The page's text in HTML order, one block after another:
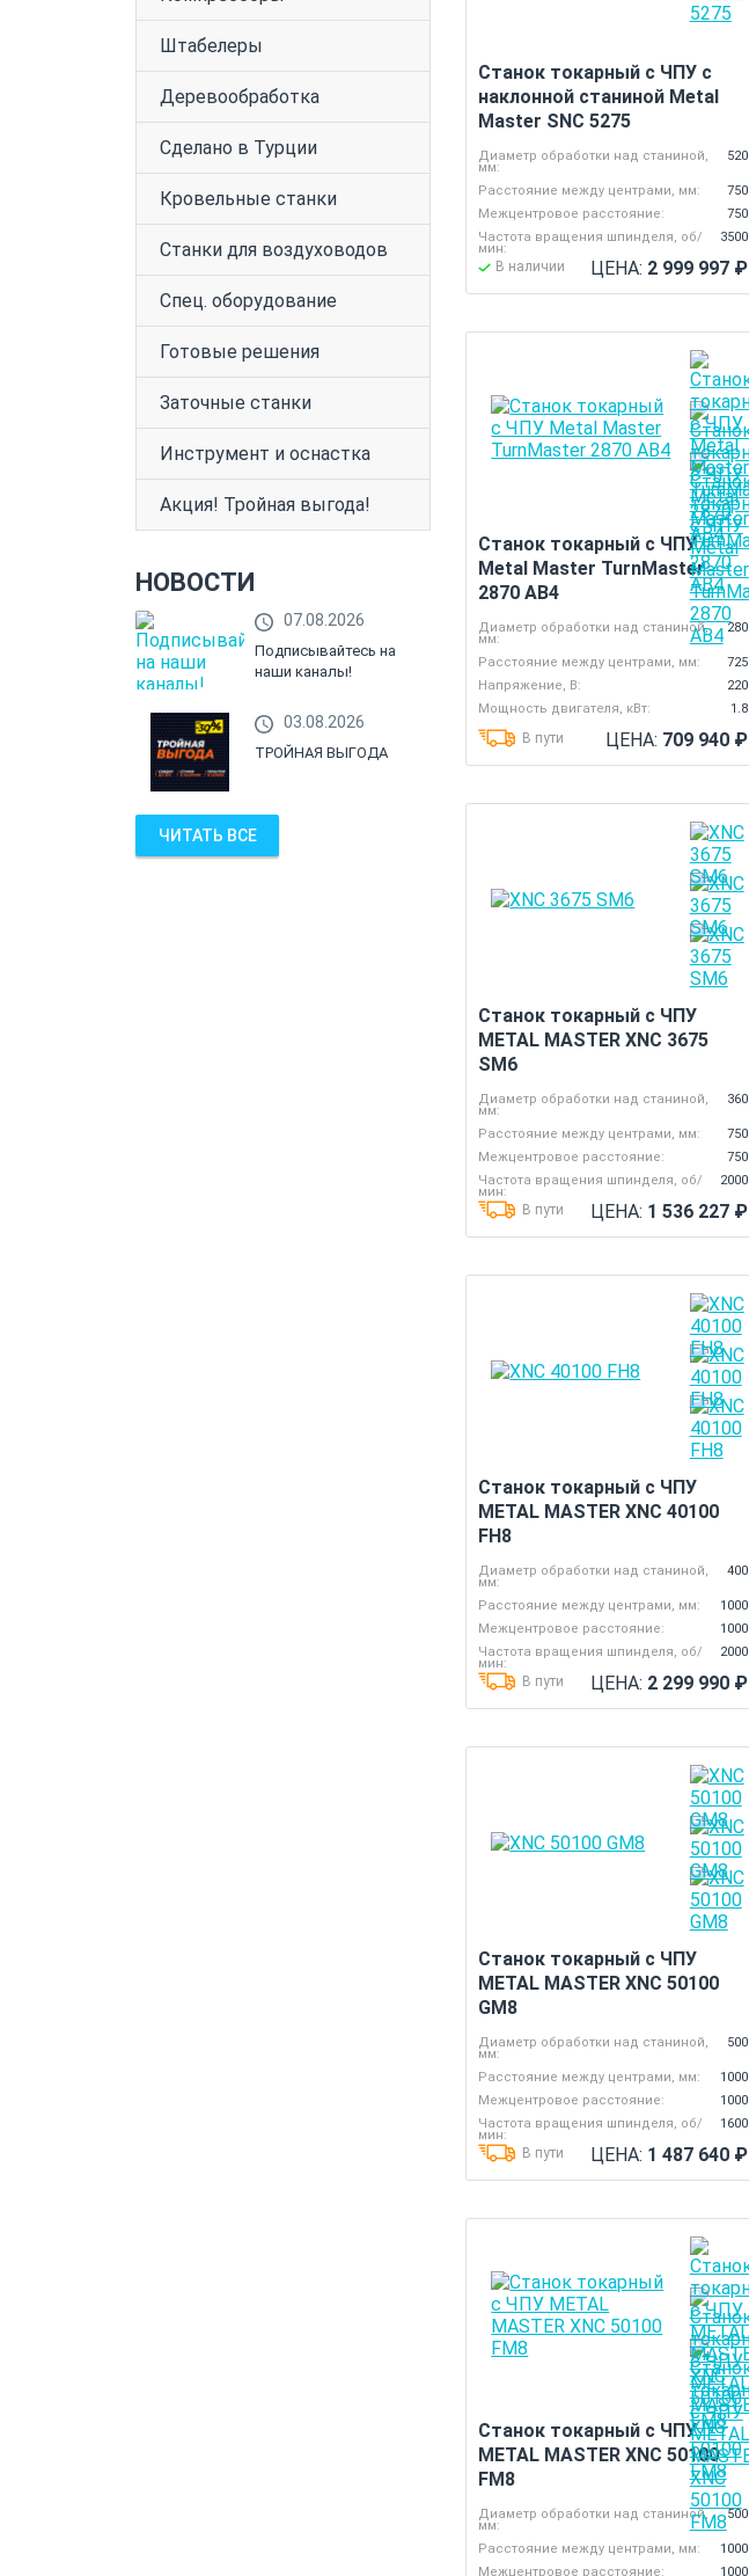
Штабелеры
Деревообработка
Сделано в Турции
Кровельные станки
Станки для воздуховодов
Спец. оборудование
Готовые решения
Заточные станки
Инструмент и оснастка
Акция! Тройная выгода!
НОВОСТИ
07.08.2026
Подписывайтесь на
наши каналы!
03.08.2026
ТРОЙНАЯ ВЫГОДА
ЧИТАТЬ ВСЕ
Станок токарный с ЧПУ с
наклонной станиной Metal
Master SNC 5275
Диаметр обработки над станиной,
мм:
520
Расстояние между центрами, мм:
750
Межцентровое расстояние:
750
Частота вращения шпинделя, об/
мин:
3500
В наличии ЦЕНА: 2 999 997 ₽
Станок токарный с ЧПУ
Metal Master TurnMaster
2870 AB4
Диаметр обработки над станиной,
мм:
280
Расстояние между центрами, мм:
725
Напряжение, В:
220
Мощность двигателя, кВт:
1.8
В пути ЦЕНА: 709 940 ₽
Станок токарный с ЧПУ
METAL MASTER XNC 3675
SM6
Диаметр обработки над станиной,
мм:
360
Расстояние между центрами, мм:
750
Межцентровое расстояние:
750
Частота вращения шпинделя, об/
мин:
2000
В пути ЦЕНА: 1 536 227 ₽
Станок токарный с ЧПУ
METAL MASTER XNC 40100
FH8
Диаметр обработки над станиной,
мм:
400
Расстояние между центрами, мм:
1000
Межцентровое расстояние:
1000
Частота вращения шпинделя, об/
мин:
2000
В пути ЦЕНА: 2 299 990 ₽
Станок токарный с ЧПУ
METAL MASTER XNC 50100
GM8
Диаметр обработки над станиной,
мм:
500
Расстояние между центрами, мм:
1000
Межцентровое расстояние:
1000
Частота вращения шпинделя, об/
мин:
1600
В пути ЦЕНА: 1 487 640 ₽
Станок токарный с ЧПУ
METAL MASTER XNC 50100
FM8
Диаметр обработки над станиной,
мм:
500
Расстояние между центрами, мм:
1000
Межцентровое расстояние:
1000